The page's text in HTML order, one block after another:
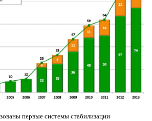
первые системы стабилизации